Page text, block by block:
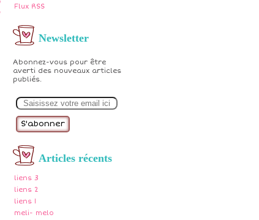
Flux RSS
Newsletter
Abonnez-vous pour être
averti des nouveaux articles
publiés.
m
Articles récents
liens 3
liens 2
liens 1
meli- melo